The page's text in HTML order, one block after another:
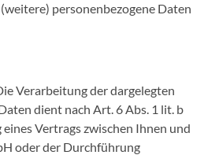
personenbezogene Daten
Verarbeitung der dargelegten
dient nach Art. 6 Abs. 1 lit. b
Vertrags zwischen Ihnen und
oder der Durchführung